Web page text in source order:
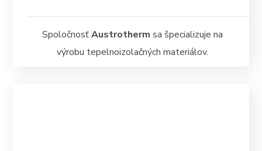
SpoločnosťAustrotherm sa špecializuje na
výrobu tepelnoizolačných materiálov.